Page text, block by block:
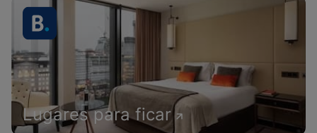
Lugares para ficar